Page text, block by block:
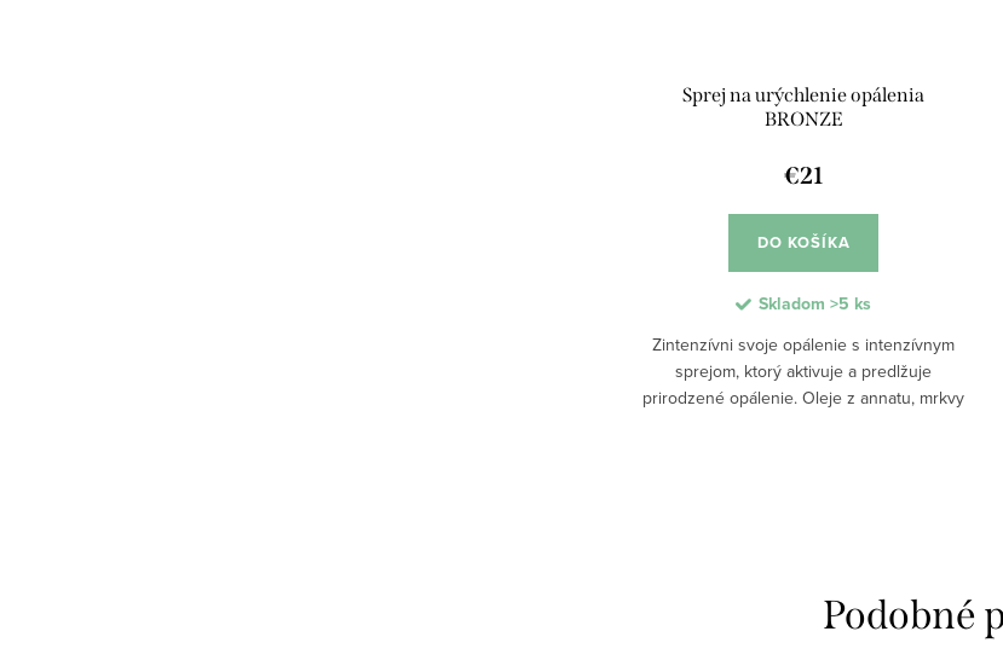
Sprej na urýchlenie opálenia
BRONZE
€21
DO KOŠÍKA
Skladom >5 ks
Zintenzívni svoje opálenie s intenzívnym
sprejom, ktorý aktivuje a predlžuje
prirodzené opálenie. Oleje z annatu, mrkvy